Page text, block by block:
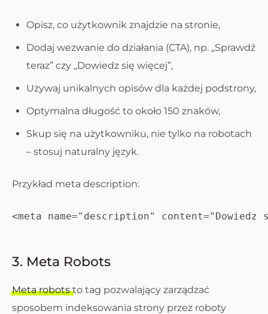
Opisz, co użytkownik znajdzie na stronie,
Dodaj wezwanie do działania (CTA), np. „Sprawdź
teraz” czy „Dowiedz się więcej”,
Używaj unikalnych opisów dla każdej podstrony,
Optymalna długość to około 150 znaków,
Skup się na użytkowniku, nie tylko na robotach
– stosuj naturalny język.
Przykład meta description:
<meta name="description"
3. Meta Robots
Meta robotsto tag pozwalający zarządzać
sposobem indeksowania strony przez roboty